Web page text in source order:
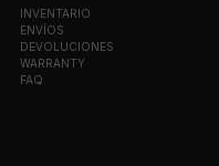
INVENTARIO
ENVÍOS
DEVOLUCIONES
WARRANTY
FAQ